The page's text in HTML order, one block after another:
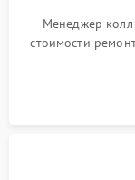
Менеджер колл
стоимости